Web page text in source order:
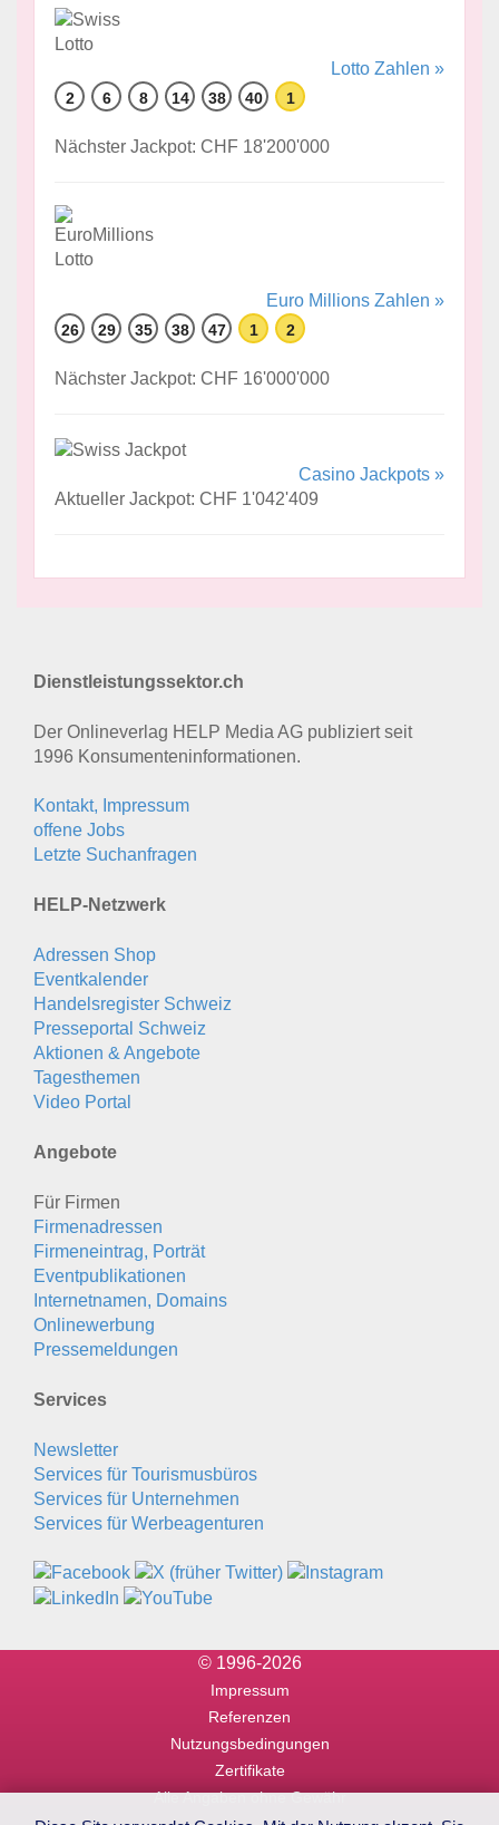
Lotto Zahlen »
2 6 8 14 38 40 1
Nächster Jackpot: CHF 18'200'000
Euro Millions Zahlen »
26 29 35 38 47 1 2
Nächster Jackpot: CHF 16'000'000
Casino Jackpots »
Aktueller Jackpot: CHF 1'042'409
Dienstleistungssektor.ch
Der Onlineverlag HELP Media AG publiziert seit
1996 Konsumenten­informationen.
Kontakt, Impressum
offene Jobs
Letzte Suchanfragen
HELP-Netzwerk
Adressen Shop
Eventkalender
Handelsregister Schweiz
Presseportal Schweiz
Aktionen & Angebote
Tagesthemen
Video Portal
Angebote
Für Firmen
Firmenadressen
Firmeneintrag, Porträt
Eventpublikationen
Internetnamen, Domains
Onlinewerbung
Pressemeldungen
Services
Newsletter
Services für Tourismusbüros
Services für Unternehmen
Services für Werbeagenturen
© 1996-2026
Impressum
Referenzen
Nutzungsbedingungen
Zertifikate
Alle Angaben ohne Gewähr